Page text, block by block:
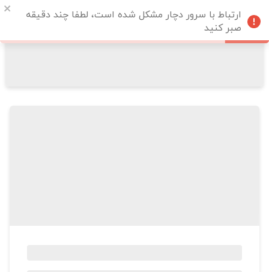
ارتباط با سرور دچار مشکل شده است، لطفا چند دقیقه
صبر کنید